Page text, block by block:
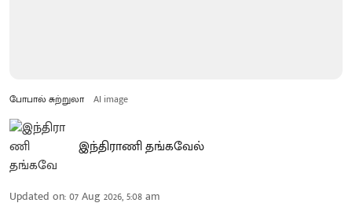
போபால் சுற்றுலா AI image
இந்திராணி தங்கவேல்
Updated on:07 Aug 2026, 5:08 am